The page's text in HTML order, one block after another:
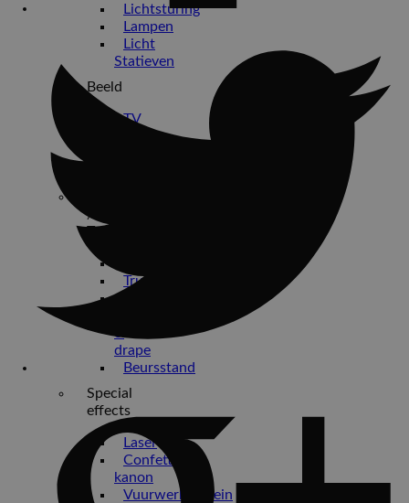
Lichtsturing
Lampen
Licht
Statieven
Beeld
TV
scherm
/
Truss
Trussen
&
drape
Beursstand
Special
effects
Laser
Confetti
kanon
Vuurwerkfontein